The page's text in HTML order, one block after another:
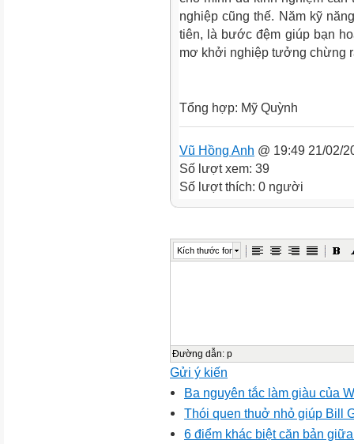
nghiệp cũng thế. Năm kỹ
tiên, là bước đệm giúp bạn
mơ khởi nghiệp tưởng chừng
Tổng hợp: Mỹ Quỳnh
Vũ Hồng Anh @ 19:49 21/02/
Số lượt xem: 39
Số lượt thích: 0 người
Kích thước font
Đường dẫn: p
Gửi ý kiến
Ba nguyên tắc làm giàu của
Thói quen thuở nhỏ giúp Bill
6 điểm khác biệt căn bản